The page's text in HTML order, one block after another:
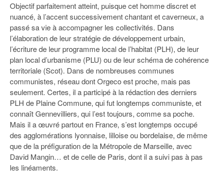
Objectif parfaitement atteint, puisque cet homme discret et
nuancé, à l’accent successivement chantant et caverneux, a
passé sa vie à accompagner les collectivités. Dans
l’élaboration de leur stratégie de développement urbain,
l’écriture de leur programme local de l’habitat (PLH), de leur
plan local d’urbanisme (PLU) ou de leur schéma de cohérence
territoriale (Scot). Dans de nombreuses communes
communistes, réseau dont Orgeco est proche, mais pas
seulement. Certes, il a participé à la rédaction des derniers
PLH de Plaine Commune, qui fut longtemps communiste, et
connaît Gennevilliers, qui l’est toujours, comme sa poche.
Mais il a œuvré partout en France, s’est longtemps occupé
des agglomérations lyonnaise, lilloise ou bordelaise, de même
que de la préfiguration de la Métropole de Marseille, avec
David Mangin… et de celle de Paris, dont il a suivi pas à pas
les linéaments.